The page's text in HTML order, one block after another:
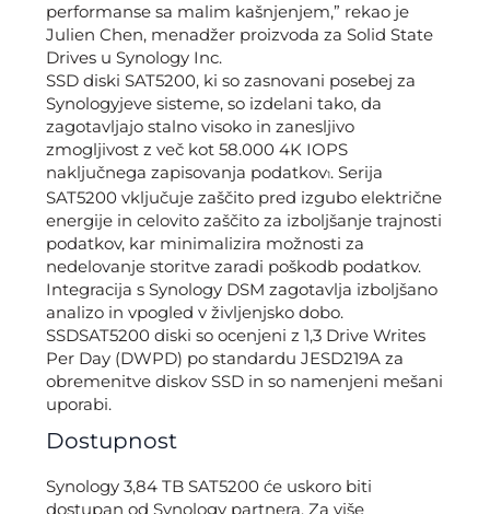
performanse sa malim kašnjenjem,” rekao je
Julien Chen, menadžer proizvoda za Solid State
Drives u Synology Inc.
SSD diski SAT5200, ki so zasnovani posebej za
Synologyjeve sisteme, so izdelani tako, da
zagotavljajo stalno visoko in zanesljivo
zmogljivost z več kot 58.000 4K IOPS
naključnega zapisovanja podatkov1. Serija
SAT5200 vključuje zaščito pred izgubo električne
energije in celovito zaščito za izboljšanje trajnosti
podatkov, kar minimalizira možnosti za
nedelovanje storitve zaradi poškodb podatkov.
Integracija s Synology DSM zagotavlja izboljšano
analizo in vpogled v življenjsko dobo.
SSDSAT5200 diski so ocenjeni z 1,3 Drive Writes
Per Day (DWPD) po standardu JESD219A za
obremenitve diskov SSD in so namenjeni mešani
uporabi.
Dostupnost
Synology 3,84 TB SAT5200 će uskoro biti
dostupan od Synology partnera. Za više